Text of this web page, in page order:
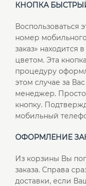
КНОПКА
Воспользоваться
номер
заказ» находится
цветом. Эта
процедуру
этом случае за
менеджер.
кнопку.
мобильный
ОФОРМЛЕНИЕ
Из корзины Вы
заказа. Справа
доставки, если